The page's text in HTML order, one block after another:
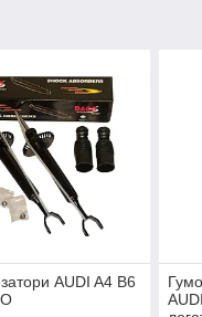
AUDI A4 B6